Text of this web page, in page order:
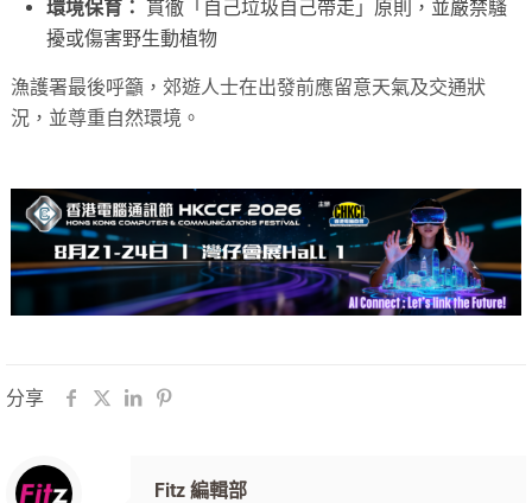
環境保育： 貫徹「自己垃圾自己帶走」原則，並嚴禁騷
擾或傷害野生動植物
漁護署最後呼籲，郊遊人士在出發前應留意天氣及交通狀
況，並尊重自然環境。
分享
Fitz 編輯部